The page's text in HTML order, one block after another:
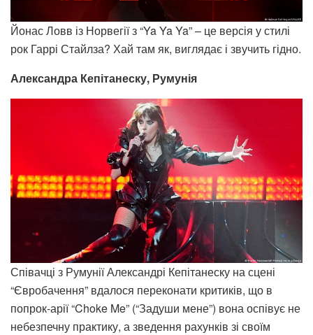
Йонас Ловв із Норвегії з “Ya Ya Ya” – це версія у стилі
рок Гаррі Стайлза? Хай там як, виглядає і звучить гідно.
Александра Кепітанеску, Румунія
Співачці з Румунії Александрі Кепітанеску на сцені
“Євробачення” вдалося переконати критиків, що в
попрок-арії “Choke Me” (“Задуши мене”) вона оспівує не
небезпечну практику, а зведення рахунків зі своїм